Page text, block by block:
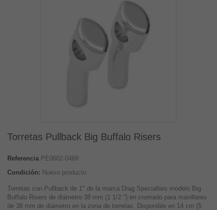
Torretas Pullback Big Buffalo Risers
Referencia PE0602-0469
Condición: Nuevo producto
Torretas con Pullback de 1" de la marca Drag Specialties modelo Big
Buffalo Risers de diámetro 38 mm (1 1/2 ") en cromado para manillares
de 38 mm de diámetro en la zona de torretas. Disponible en 14 cm (5